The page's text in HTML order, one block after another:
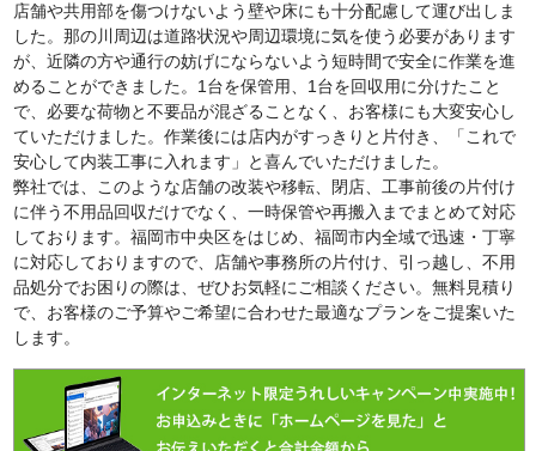
店舗や共用部を傷つけないよう壁や床にも十分配慮して運び出しま
した。那の川周辺は道路状況や周辺環境に気を使う必要があります
が、近隣の方や通行の妨げにならないよう短時間で安全に作業を進
めることができました。1台を保管用、1台を回収用に分けたこと
で、必要な荷物と不要品が混ざることなく、お客様にも大変安心し
ていただけました。作業後には店内がすっきりと片付き、「これで
安心して内装工事に入れます」と喜んでいただけました。
弊社では、このような店舗の改装や移転、閉店、工事前後の片付け
に伴う不用品回収だけでなく、一時保管や再搬入までまとめて対応
しております。福岡市中央区をはじめ、福岡市内全域で迅速・丁寧
に対応しておりますので、店舗や事務所の片付け、引っ越し、不用
品処分でお困りの際は、ぜひお気軽にご相談ください。無料見積り
で、お客様のご予算やご希望に合わせた最適なプランをご提案いた
します。